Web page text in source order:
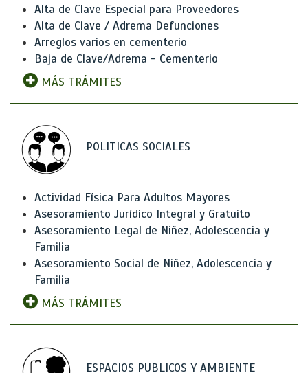
Alta de Clave Especial para Proveedores
Alta de Clave / Adrema Defunciones
Arreglos varios en cementerio
Baja de Clave/Adrema - Cementerio
MÁS TRÁMITES
POLITICAS SOCIALES
Actividad Física Para Adultos Mayores
Asesoramiento Jurídico Integral y Gratuito
Asesoramiento Legal de Niñez, Adolescencia y
Familia
Asesoramiento Social de Niñez, Adolescencia y
Familia
MÁS TRÁMITES
ESPACIOS PUBLICOS Y AMBIENTE